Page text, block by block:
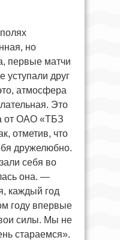
но
первые матчи
уступали друг
атмосфера
Это
от ОАО «ТБЗ
отметив, что
дружелюбно.
себя во
она. —
каждый год
году впервые
силы. Мы не
стараемся».